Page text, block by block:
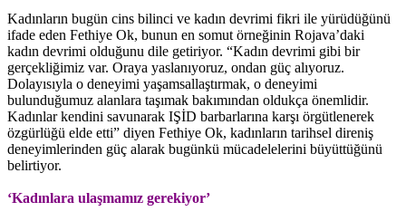
Kadınların bugün cins bilinci ve kadın devrimi fikri ile yürüdüğünü
ifade eden Fethiye Ok, bunun en somut örneğinin Rojava’daki
kadın devrimi olduğunu dile getiriyor. “Kadın devrimi gibi bir
gerçekliğimiz var. Oraya yaslanıyoruz, ondan güç alıyoruz.
Dolayısıyla o deneyimi yaşamsallaştırmak, o deneyimi
bulunduğumuz alanlara taşımak bakımından oldukça önemlidir.
Kadınlar kendini savunarak IŞİD barbarlarına karşı örgütlenerek
özgürlüğü elde etti” diyen Fethiye Ok, kadınların tarihsel direniş
deneyimlerinden güç alarak bugünkü mücadelelerini büyüttüğünü
belirtiyor.
‘Kadınlara ulaşmamız gerekiyor’